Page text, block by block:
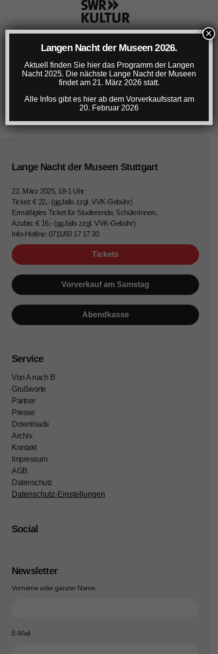
Lange Nacht der Museen Stuttgart
22. März 2025, 18-1 Uhr
Ticket: € 22,- (gg.falls zzgl. VVK-Gebühr)
Ermäßigtes Ticket für Studierende, SchülerInnen,
Azubis: € 16,- (gg.falls zzgl. VVK-Gebühr)
Info-Hotline: 0711/60 17 17 30
Tickets
Vorverkauf am Samstag
Abendkasse
Service
Von A nach B
Grußworte
Partner
Presse
Downloads
Archiv
Kontakt
Impressum
AGB
Datenschutz
Datenschutz-Einstellungen
Social
Newsletter
Vorname oder ganzer Name
E-Mail
Langen Nacht der Museen 2026.
Aktuell finden Sie hier das Programm der Langen
Nacht 2025. Die nächste Lange Nacht der Museen
findet am 21. März 2026 statt.
Alle Infos gibt es hier ab dem Vorverkaufsstart am
20. Februar 2026
×